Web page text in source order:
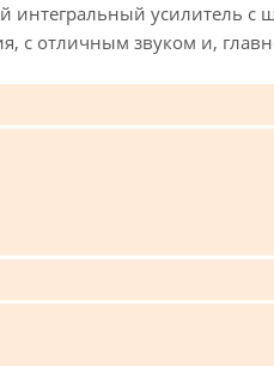
интегральный усилитель
с отличным звуком и,